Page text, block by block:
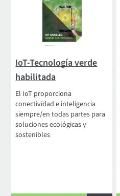
IoT-Tecnología verde
habilitada
El IoT proporciona
conectividad e inteligencia
siempre/en todas partes para
soluciones ecológicas y
sostenibles